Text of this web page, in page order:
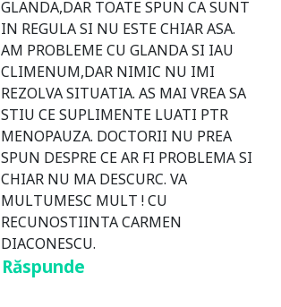
GLANDA,DAR TOATE SPUN CA SUNT
IN REGULA SI NU ESTE CHIAR ASA.
AM PROBLEME CU GLANDA SI IAU
CLIMENUM,DAR NIMIC NU IMI
REZOLVA SITUATIA. AS MAI VREA SA
STIU CE SUPLIMENTE LUATI PTR
MENOPAUZA. DOCTORII NU PREA
SPUN DESPRE CE AR FI PROBLEMA SI
CHIAR NU MA DESCURC. VA
MULTUMESC MULT ! CU
RECUNOSTIINTA CARMEN
DIACONESCU.
Răspunde